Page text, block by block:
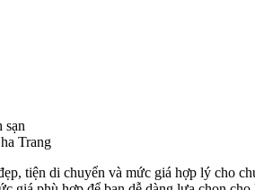
sạn
Trang
tiện di chuyển và mức giá hợp lý cho